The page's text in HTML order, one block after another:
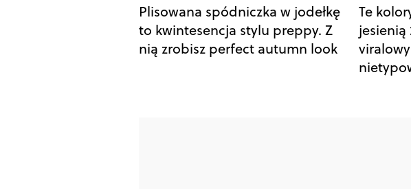
Plisowana spódniczka w jodełkę
to kwintesencja stylu preppy. Z
nią zrobisz perfect autumn look
Te
jesienią